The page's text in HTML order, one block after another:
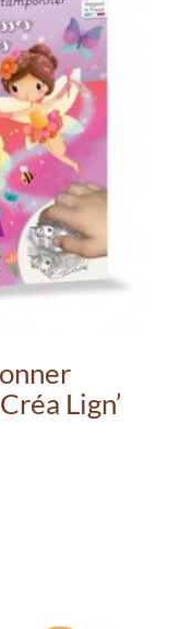
Lign’